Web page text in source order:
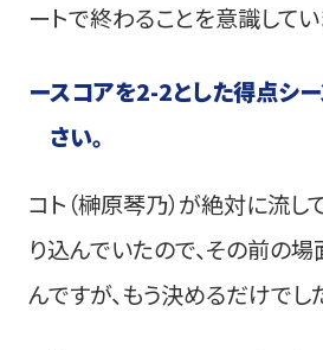
ートで終わることを意識してい
ースコアを2-2とした得点シー
さい。
コト（榊原琴乃）が絶対に流し
り込んでいたので、その前の
んですが、もう決めるだけでし